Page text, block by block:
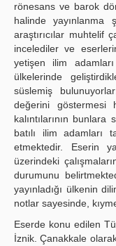
rönesans ve barok
halinde yayınlanma
araştırıcılar muhtelif
incelediler ve
yetişen ilim
ülkelerinde
süslemiş
değerini
kalıntılarının
batılı ilim adamları
etmektedir. Eserin
üzerindeki
durumunu
yayınladığı ülkenin
notlar sayesinde,
Eserde konu edilen
İznik. Çanakkale